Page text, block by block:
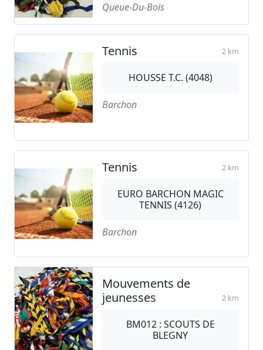
Queue-Du-Bois
Tennis 2 km
HOUSSE T.C. (4048)
Barchon
Tennis 2 km
EURO BARCHON MAGIC
TENNIS (4126)
Barchon
Mouvements de
jeunesses
2 km
BM012 : SCOUTS DE
BLEGNY